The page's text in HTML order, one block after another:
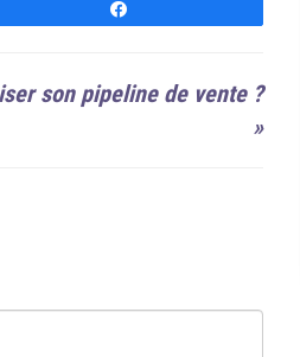
son pipeline de vente ?
»